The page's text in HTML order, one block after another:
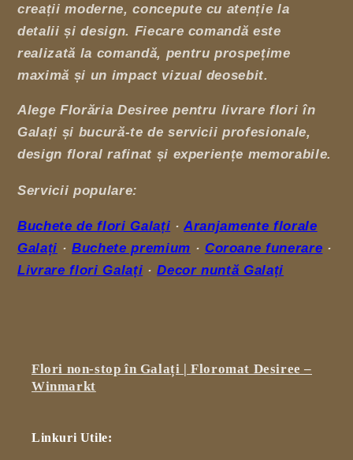
creații moderne, concepute cu atenție la
detalii și design. Fiecare comandă este
realizată la comandă, pentru prospețime
maximă și un impact vizual deosebit.
Alege Florăria Desiree pentru livrare flori în
Galați și bucură-te de servicii profesionale,
design floral rafinat și experiențe memorabile.
Servicii populare:
Buchete de flori Galați ·Aranjamente florale
Galați · Buchete premium · Coroane funerare ·
Livrare flori Galați ·Decor nuntă Galați
Flori non-stop în Galați | Floromat Desiree –
Winmarkt
Linkuri Utile: